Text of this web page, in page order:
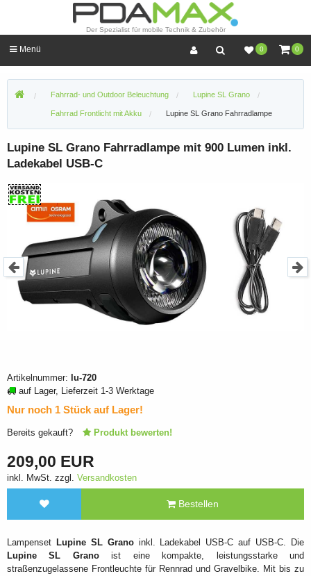
Der Spezialist für mobile Technik & Zubehör
0 0
Menü
Fahrrad- und Outdoor Beleuchtung Lupine SL Grano
Fahrrad Frontlicht mit Akku Lupine SL Grano Fahrradlampe
Lupine SL Grano Fahrradlampe mit 900 Lumen inkl.
Ladekabel USB-C
Artikelnummer: lu-720
auf Lager, Lieferzeit 1-3 Werktage
Nur noch 1 Stück auf Lager!
Bereits gekauft? Produkt bewerten!
209,00 EUR
inkl. MwSt. zzgl. Versandkosten
Bestellen
Lampenset Lupine SL Granoinkl. Ladekabel USB-C auf USB-C. Die
Lupine SL Granoist eine kompakte, leistungsstarke und
straßenzugelassene Frontleuchte für Rennrad und Gravelbike. Mit bis zu